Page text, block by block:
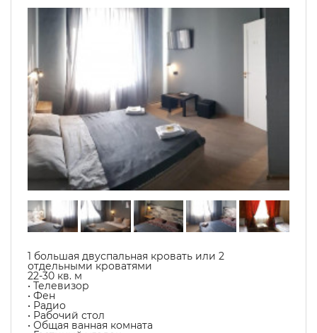
1 большая двуспальная кровать или 2
отдельными кроватями
22-30 кв. м
• Телевизор
• Фен
• Радио
• Рабочий стол
• Общая ванная комната